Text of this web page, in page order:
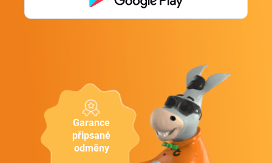
Garance
připsané
odměny